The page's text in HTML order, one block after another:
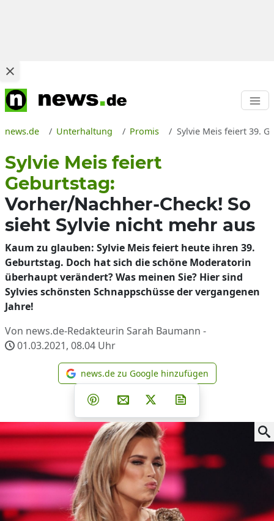
news.de Unterhaltung Promis Sylvie Meis feiert 39.
Sylvie Meis feiert
Geburtstag:
Vorher/Nachher-Check! So
sieht Sylvie nicht mehr aus
Kaum zu glauben: Sylvie Meis feiert heute ihren 39.
Geburtstag. Doch hat sich die schöne Moderatorin
überhaupt verändert? Was meinen Sie? Hier sind
Sylvies schönsten Schnappschüsse der vergangenen
Jahre!
Von news.de-Redakteurin Sarah Baumann -
01.03.2021, 08.04 Uhr
news.de zu Google
news.de zu Google hinzufügen
Teilen auf Facebook
Teilen auf Whatsapp
Teilen auf Telegram
Teilen auf Pinterest
Per E-Mail teilen
Post auf X